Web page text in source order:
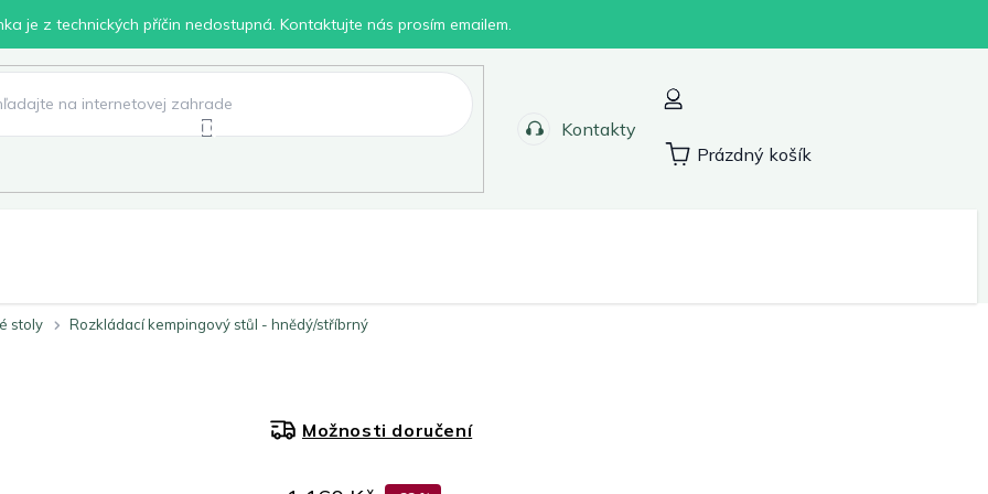
je z technických příčin nedostupná. Kontaktujte nás prosím emailem.
Kontakty
Nákupní
Prázdný košík
stoly Rozkládací kempingový stůl - hnědý/stříbrný
Možnosti doručení